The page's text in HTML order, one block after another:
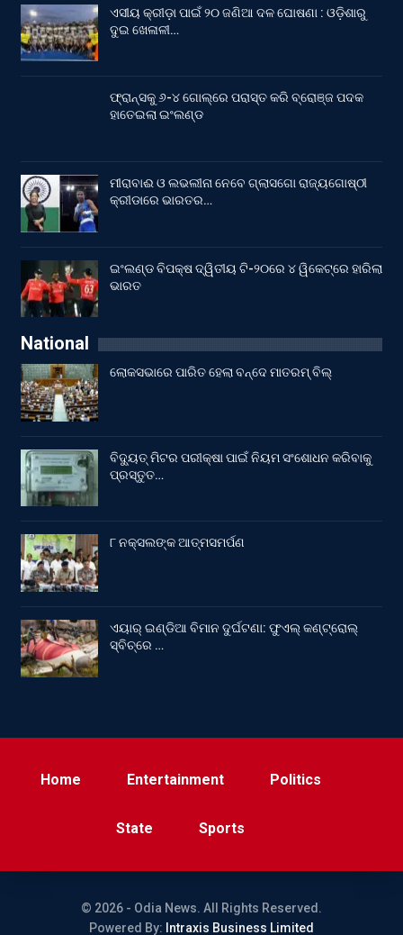
ଏସୀୟ କ୍ରୀଡ଼ା ପାଇଁ ୨୦ ଜଣିଆ ଦଳ ଘୋଷଣା : ଓଡ଼ିଶାରୁ
ଦୁଇ ଖେଳାଳୀ…
ଫ୍ରାନ୍ସକୁ ୬-୪ ଗୋଲ୍‌ରେ ପରାସ୍ତ କରି ବ୍ରୋଞ୍ଜ ପଦକ
ହାତେଇଲା ଇଂଲଣ୍ଡ
ମୀରାବାଈ ଓ ଲଭଲୀନା ନେବେ ଗ୍ଲାସଗୋ ରାଜ୍ୟଗୋଷ୍ଠୀ
କ୍ରୀଡାରେ ଭାରତର…
ଇଂଲଣ୍ଡ ବିପକ୍ଷ ଦ୍ୱିତୀୟ ଟି-୨୦ରେ ୪ ୱିକେଟ୍‌ରେ ହାରିଲା
ଭାରତ
National
ଲୋକସଭାରେ ପାରିତ ହେଲା ବନ୍ଦେ ମାତରମ୍‌ ବିଲ୍‌
ବିଦ୍ୟୁତ୍ ମିଟର ପରୀକ୍ଷା ପାଇଁ ନିୟମ ସଂଶୋଧନ କରିବାକୁ
ପ୍ରସ୍ତୁତ…
୮ ନକ୍ସଲଙ୍କ ଆତ୍ମସମର୍ପଣ
ଏୟାର୍ ଇଣ୍ଡିଆ ବିମାନ ଦୁର୍ଘଟଣା: ଫୁଏଲ୍‌ କଣ୍ଟ୍ରୋଲ୍‌
ସ୍ବିଚ୍‌ରେ …
Home Entertainment Politics
State Sports
© 2026 - Odia News. All Rights Reserved.
Powered By: Intraxis Business Limited